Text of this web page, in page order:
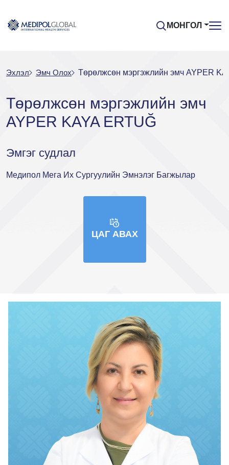
МОНГОЛ
Эхлэл Эмч Oлох Төрөлжсөн мэргэжлийн эмч AYPER
Төрөлжсөн мэргэжлийн эмч
AYPER KAYA ERTUĞ
Эмгэг судлал
Медипол Мега Их Сургуулийн Эмнэлэг Багжылар
ЦАГ АВАХ